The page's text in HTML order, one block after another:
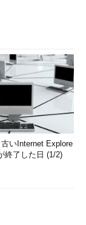
いInternet Explore
終了した日 (1/2)